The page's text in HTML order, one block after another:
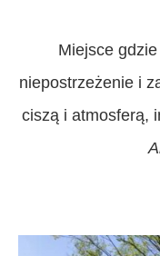
Miejsce
niepostrzeżenie i
ciszą i atmosferą,